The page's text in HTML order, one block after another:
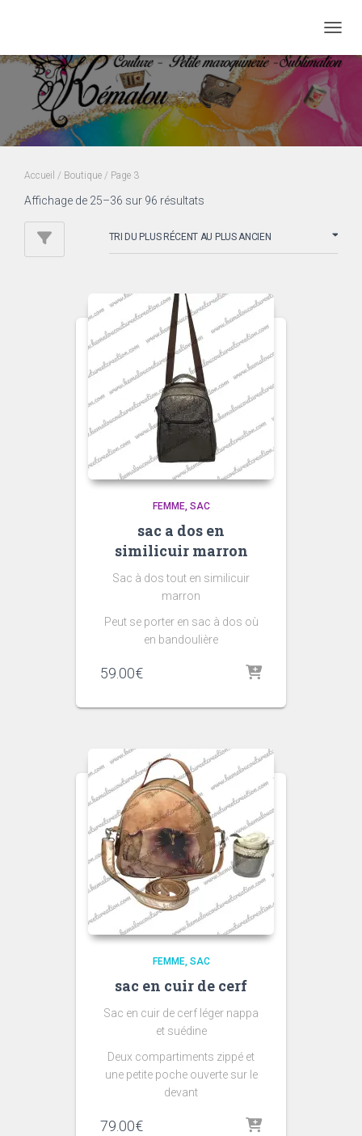
Accueil / Boutique / Page 3
Affichage de 25–36 sur 96 résultats
plus
récent
ancien
FEMME SAC
sac a dos en
similicuir marron
Sac à dos tout en similicuir
marron
Peut se porter en sac à dos où
en bandoulière
59.00€
FEMME SAC
sac en cuir de cerf
Sac en cuir de cerf léger nappa
et suédine
Deux compartiments zippé et
une petite poche ouverte sur le
devant
79.00€